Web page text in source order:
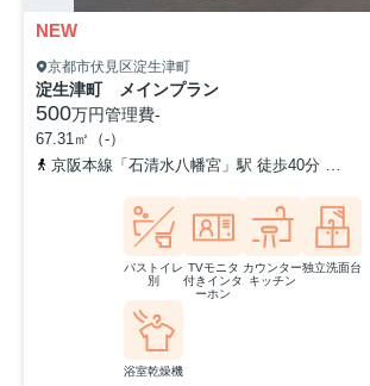
NEW
京都市伏見区淀生津町
淀生津町 メインプラン
500万円管理費-
67.31㎡（-）
京阪本線「石清水八幡宮」駅 徒歩40分
バストイレ
別
TVモニタ
付きインタ
ーホン
カウンター
キッチン
独立洗面台
浴室乾燥機